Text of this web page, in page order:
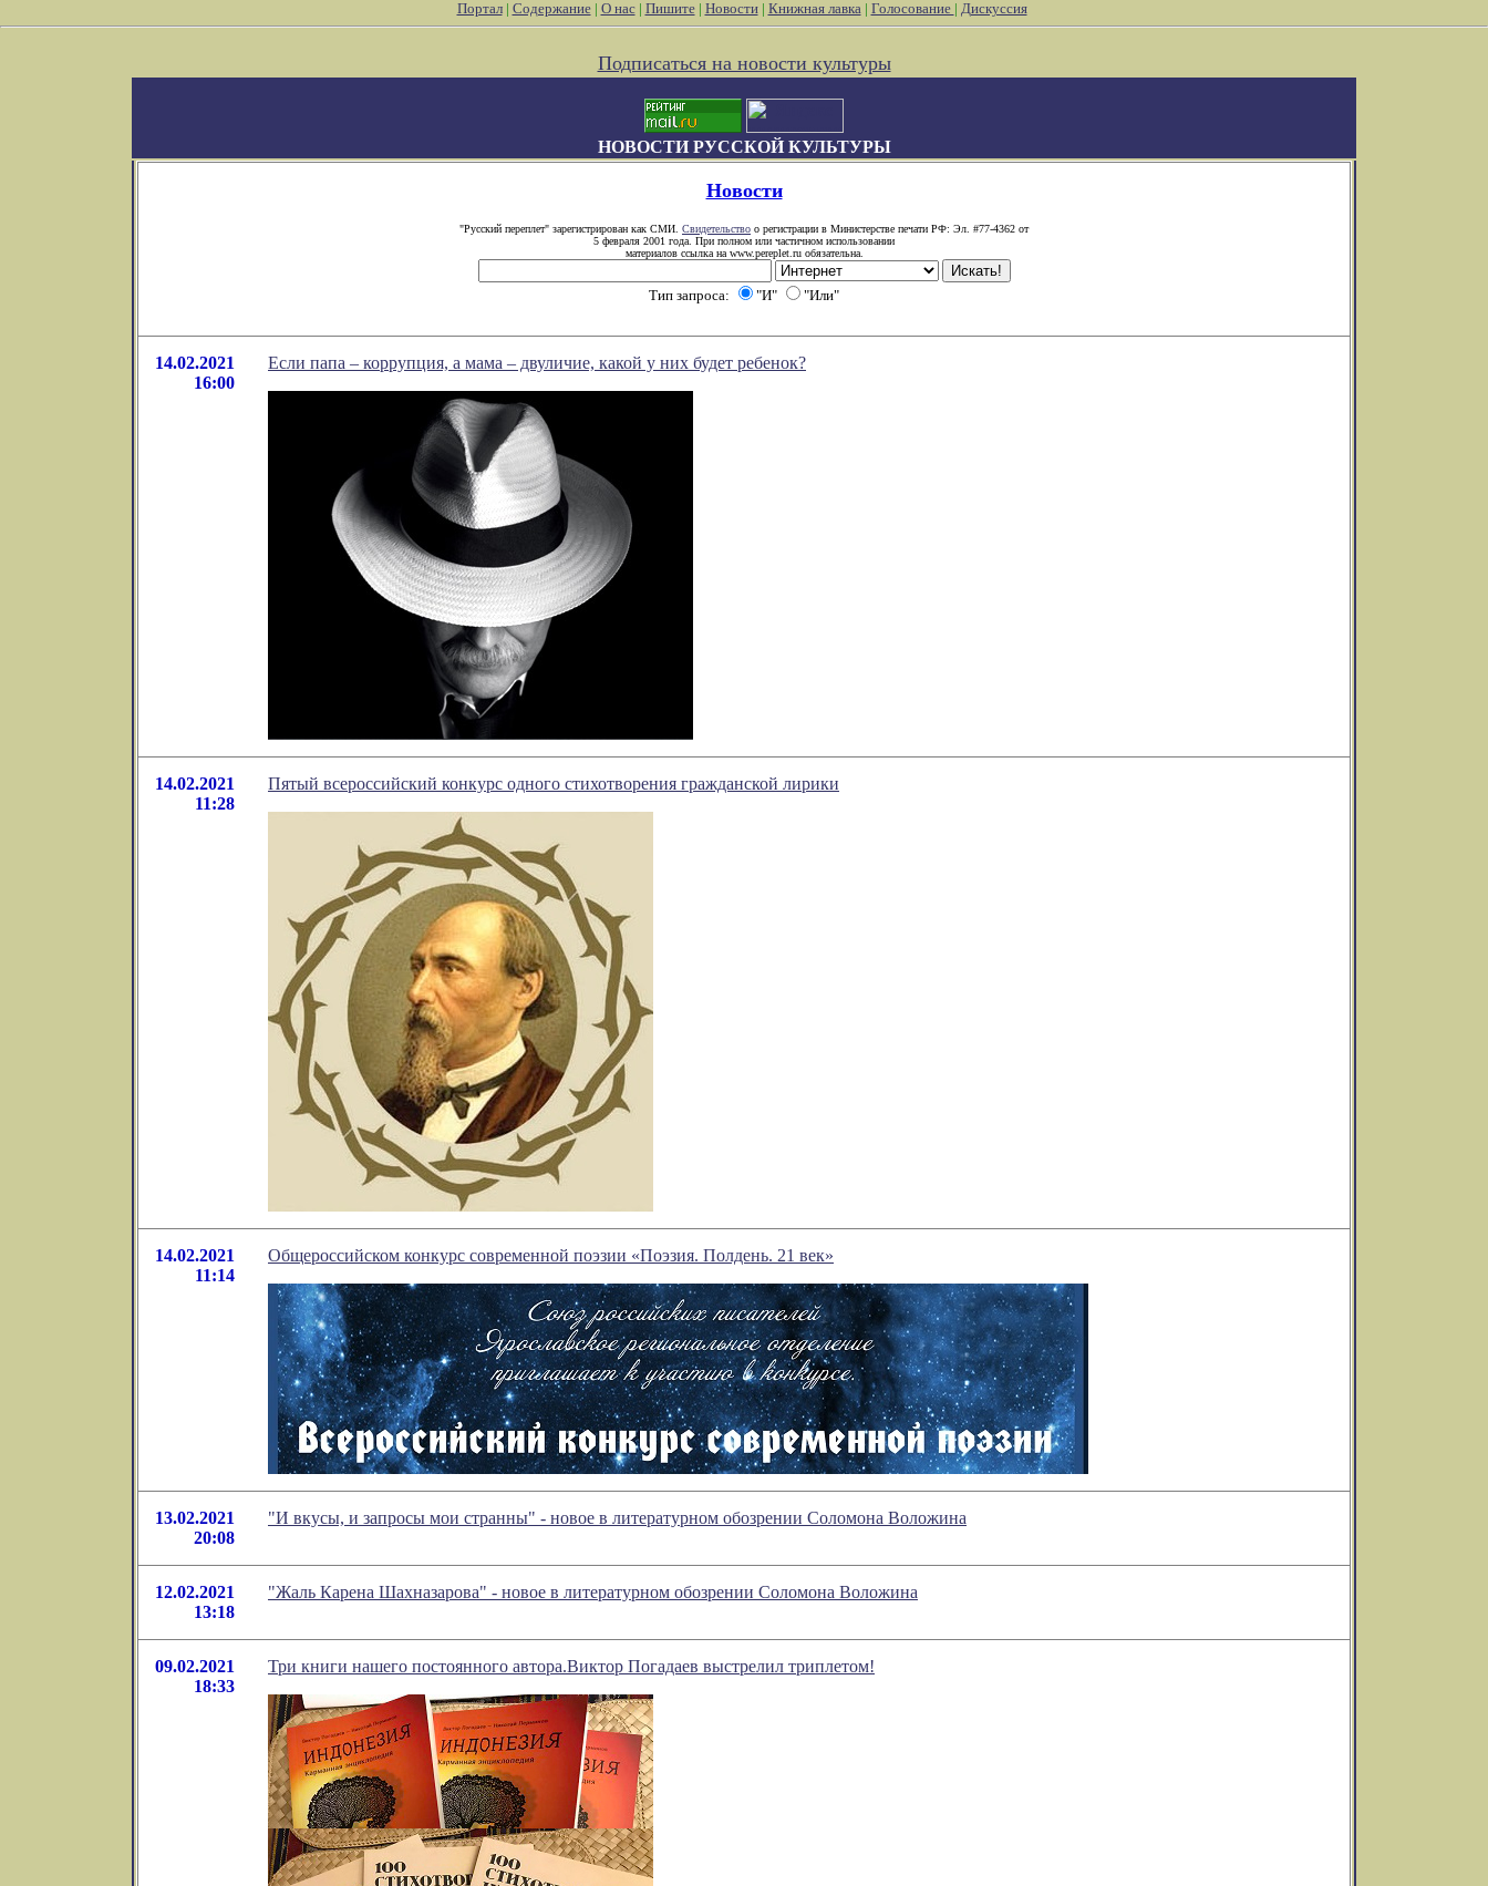
Портал| Содержание| О нас| Пишите| Новости| Книжная лавка| Голосование | Дискуссия
Подписаться на новости культуры
НОВОСТИ РУССКОЙ КУЛЬТУРЫ
Новости
"Русский переплет" зарегистрирован как СМИ. Свидетельство о регистрации в Министерстве печати РФ: Эл. #77-4362 от
5 февраля 2001 года. При полном или частичном использовании
материалов ссылка на www.pereplet.ru обязательна.
Тип запроса: "И" "Или"
14.02.2021
16:00
Если папа – коррупция, а мама – двуличие, какой у них будет ребенок?
14.02.2021
11:28
Пятый всероссийский конкурс одного стихотворения гражданской лирики
14.02.2021
11:14
Общероссийском конкурс современной поэзии «Поэзия. Полдень. 21 век»
13.02.2021
20:08
"И вкусы, и запросы мои странны" - новое в литературном обозрении Соломона Воложина
12.02.2021
13:18
"Жаль Карена Шахназарова" - новое в литературном обозрении Соломона Воложина
09.02.2021
18:33
Три книги нашего постоянного автора.Виктор Погадаев выстрелил триплетом!